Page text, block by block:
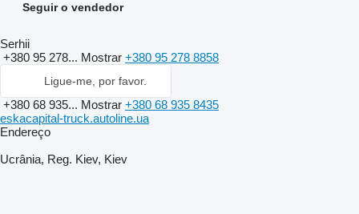
Seguir o vendedor
Serhii
+380 95 278... Mostrar +380 95 278 8858
Ligue-me, por favor.
+380 68 935... Mostrar +380 68 935 8435
eskacapital-truck.autoline.ua
Endereço
Ucrânia, Reg. Kiev, Kiev